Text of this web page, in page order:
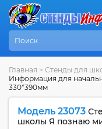
Главная > Стенды для
Информация для
330*390мм
Модель 23073
школы Я познаю